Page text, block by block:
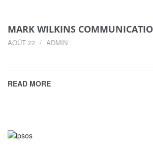
MARK WILKINS
AOÛT 22 ADMIN
READ MORE